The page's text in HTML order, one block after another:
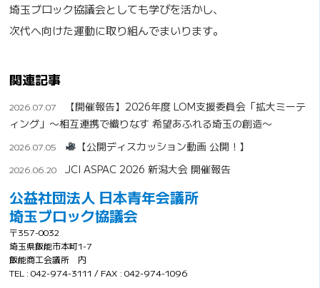
埼玉ブロック協議会としても学びを活かし、
次代へ向けた運動に取り組んでまいります。
関連記事
2026.07.07
【開催報告】2026年度 LOM支援委員会「拡大ミーテ
ィング」〜相互連携で織りなす 希望あふれる埼玉の創造〜
2026.07.05 【公開ディスカッション動画 公開！】
2026.06.20 JCI ASPAC 2026 新潟大会 開催報告
公益社団法人 日本青年会議所
埼玉ブロック協議会
〒357-0032
埼玉県飯能市本町1-7
飯能商工会議所 内
TEL : 042-974-3111 / FAX : 042-974-1096